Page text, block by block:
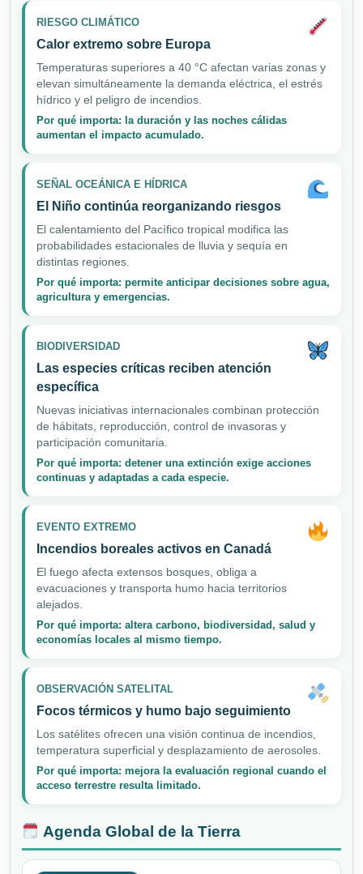
RIESGO CLIMÁTICO
Calor extremo sobre Europa
Temperaturas superiores a 40 °C afectan varias zonas y
elevan simultáneamente la demanda eléctrica, el estrés
hídrico y el peligro de incendios.
Por qué importa: la duración y las noches cálidas
aumentan el impacto acumulado.
SEÑAL OCEÁNICA E HÍDRICA
El Niño continúa reorganizando riesgos
El calentamiento del Pacífico tropical modifica las
probabilidades estacionales de lluvia y sequía en
distintas regiones.
Por qué importa: permite anticipar decisiones sobre agua,
agricultura y emergencias.
BIODIVERSIDAD
Las especies críticas reciben atención
específica
Nuevas iniciativas internacionales combinan protección
de hábitats, reproducción, control de invasoras y
participación comunitaria.
Por qué importa: detener una extinción exige acciones
continuas y adaptadas a cada especie.
EVENTO EXTREMO
Incendios boreales activos en Canadá
El fuego afecta extensos bosques, obliga a
evacuaciones y transporta humo hacia territorios
alejados.
Por qué importa: altera carbono, biodiversidad, salud y
economías locales al mismo tiempo.
OBSERVACIÓN SATELITAL
Focos térmicos y humo bajo seguimiento
Los satélites ofrecen una visión continua de incendios,
temperatura superficial y desplazamiento de aerosoles.
Por qué importa: mejora la evaluación regional cuando el
acceso terrestre resulta limitado.
Agenda Global de la Tierra